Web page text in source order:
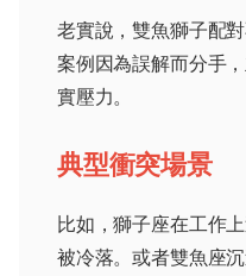
老實說，雙魚獅子配
案例因為誤解而分手
實壓力。
典型衝突場景
比如，獅子座在工作
被冷落。或者雙魚座